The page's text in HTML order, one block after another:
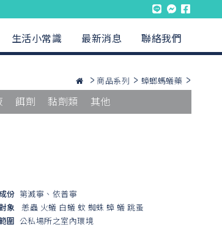
生活小常識 最新消息 聯絡我們
商品系列 蟑螂螞蟻藥
餌劑 黏劑類 其他
份 第滅寧、依普寧
象
恙蟲 火蟻 白蟻 蚊 蜘蛛 蟑 蟻 跳蚤
圍 公私場所之室內環境